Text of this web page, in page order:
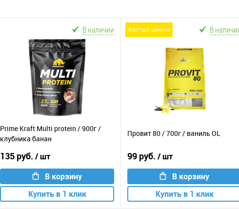
В наличии
Prime Kraft Multi protein / 900г /
клубника банан
135 руб. / шт
В корзину
Купить в 1 клик
желтый ценник В
Провит 80 / 700г / ваниль OL
99 руб. / шт
В корзину
Купить в 1 клик